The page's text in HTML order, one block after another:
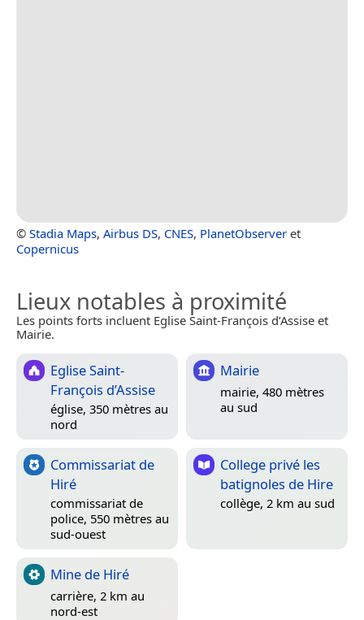
© Stadia Maps, Airbus DS, CNES, PlanetObserver et
Copernicus
Lieux notables à proximité
Les points forts incluent Eglise Saint-François d’Assise et
Mairie.
Eglise Saint-
François d’Assise
église, 350 mètres au
nord
Mairie
mairie, 480 mètres
au sud
Commissariat de
Hiré
commissariat de
police, 550 mètres au
sud-ouest
College privé les
batignoles de Hire
collège, 2 km au sud
Mine de Hiré
carrière, 2 km au
nord-est